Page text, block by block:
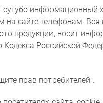
сугубо
сайте телефонам.
продукции, носит
Российской
прав потребителей".